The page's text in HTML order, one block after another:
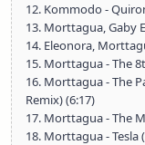
12. Kommodo -
13. Morttagua, Gaby
14. Eleonora,
15. Morttagua - The
16. Morttagua - The
Remix) (6:17)
17. Morttagua - The
18. Morttagua - Tesla